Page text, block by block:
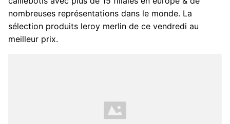
nombreuses représentations dans le monde. La
sélection produits leroy merlin de ce vendredi au
meilleur prix.